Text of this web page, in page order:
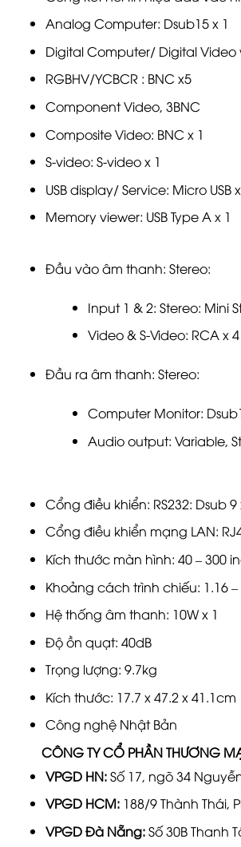
Analog Computer: Dsub15 x 1
Digital Computer/ Digital Video
RGBHV/YCBCR : BNC x5
Component Video, 3BNC
Composite Video: BNC x 1
S-video: S-video x 1
USB display/ Service: Micro USB
Memory viewer: USB Type A x 1
Đầu vào âm thanh: Stereo:
Input 1 & 2: Stereo: Mini
Video & S-Video: RCA x 4
Đầu ra âm thanh: Stereo:
Computer Monitor:
Audio output: Variable,
Cổng điều khiển: RS232: Dsub 9
Cổng điều khiển mạng LAN:
Kích thước màn hình: 40 – 300
Khoảng cách trình chiếu: 1.16 –
Hệ thống âm thanh: 10W x 1
Độ ồn quạt: 40dB
Trọng lượng: 9.7kg
Kích thước: 17.7 x 47.2 x 41.1cm
Công nghệ Nhật Bản
CÔNG TY CỔ PHẦN THƯƠNG
VPGD HN:Số 17, ngõ 34
VPGD HCM: 188/9 Thành Thái,
VPGD Đà Nẵng:Số 30B Thanh